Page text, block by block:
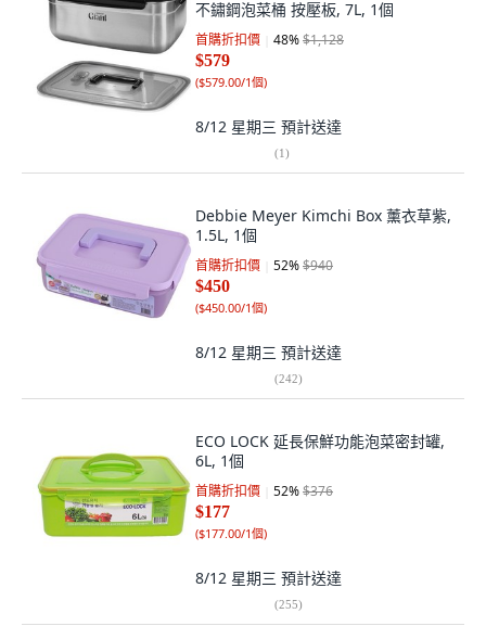
不鏽鋼泡菜桶 按壓板, 7L, 1個
首購折扣價 48%$1,128
$579
($579.00/1個)
8/12 星期三 預計送達
(1)
Debbie Meyer Kimchi Box 薰衣草紫,
1.5L, 1個
首購折扣價 52%$940
$450
($450.00/1個)
8/12 星期三 預計送達
(242)
ECO LOCK 延長保鮮功能泡菜密封罐,
6L, 1個
首購折扣價 52%$376
$177
($177.00/1個)
8/12 星期三 預計送達
(255)